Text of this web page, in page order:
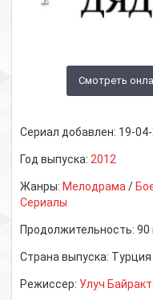
Смотреть
Сериал добавлен: 19-
Год выпуска: 2012
Жанры: Мелодрама /
Сериалы
Продолжительность: 90
Страна выпуска: Турция
Режиссер: Улуч